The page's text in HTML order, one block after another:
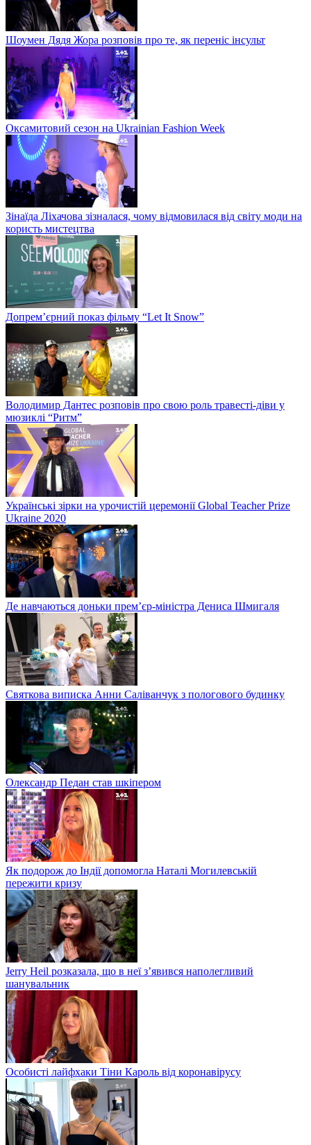
Шоумен Дядя Жора розповів про те, як переніс інсульт
Оксамитовий сезон на Ukrainian Fashion Week
Зінаїда Ліхачова зізналася, чому відмовилася від світу моди на
користь мистецтва
Допрем’єрний показ фільму “Let It Snow”
Володимир Дантес розповів про свою роль травесті-діви у
мюзиклі “Ритм”
Українські зірки на урочистій церемонії Global Teacher Prize
Ukraine 2020
Де навчаються доньки прем’єр-міністра Дениса Шмигаля
Святкова виписка Анни Саліванчук з пологового будинку
Олександр Педан став шкіпером
Як подорож до Індії допомогла Наталі Могилевській
пережити кризу
Jerry Heil розказала, що в неї з’явився наполегливий
шанувальник
Особисті лайфхаки Тіни Кароль від коронавірусу